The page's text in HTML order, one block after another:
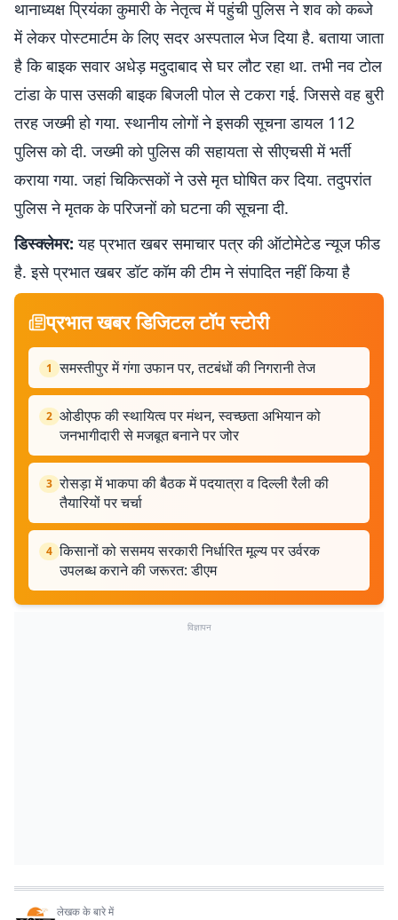
थानाध्यक्ष प्रियंका कुमारी के नेतृत्व में पहुंची पुलिस ने शव को कब्जे
में लेकर पोस्टमार्टम के लिए सदर अस्पताल भेज दिया है. बताया जाता
है कि बाइक सवार अधेड़ मदुदाबाद से घर लौट रहा था. तभी नव टोल
टांडा के पास उसकी बाइक बिजली पोल से टकरा गई. जिससे वह बुरी
तरह जख्मी हो गया. स्थानीय लोगों ने इसकी सूचना डायल 112
पुलिस को दी. जख्मी को पुलिस की सहायता से सीएचसी में भर्ती
कराया गया. जहां चिकित्सकों ने उसे मृत घोषित कर दिया. तदुपरांत
पुलिस ने मृतक के परिजनों को घटना की सूचना दी.
डिस्क्लेमर: यह प्रभात खबर समाचार पत्र की ऑटोमेटेड न्यूज फीड
है. इसे प्रभात खबर डॉट कॉम की टीम ने संपादित नहीं किया है
प्रभात खबर डिजिटल टॉप स्टोरी
1 समस्तीपुर में गंगा उफान पर, तटबंधों की निगरानी तेज
2 ओडीएफ की स्थायित्व पर मंथन, स्वच्छता अभियान को
जनभागीदारी से मजबूत बनाने पर जोर
3 रोसड़ा में भाकपा की बैठक में पदयात्रा व दिल्ली रैली की
तैयारियों पर चर्चा
4 किसानों को ससमय सरकारी निर्धारित मूल्य पर उर्वरक
उपलब्ध कराने की जरूरत: डीएम
विज्ञापन
लेखक के बारे में